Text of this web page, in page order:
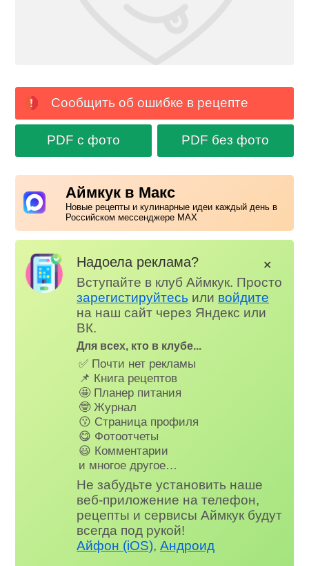
Сообщить об ошибке в рецепте
PDF с фото PDF без фото
Аймкук в Макс
Новые рецепты и кулинарные идеи каждый день в
Российском мессенджере MAX
Надоела реклама?
Вступайте в клуб Аймкук. Просто
зарегистируйтесь или войдите
на наш сайт через Яндекс или
ВК.
Для всех, кто в клубе...
✅ Почти нет рекламы
📌 Книга рецептов
🤩 Планер питания
🤓 Журнал
😗 Страница профиля
😋 Фотоотчеты
😃 Комментарии
и многое другое…
Не забудьте установить наше
веб-приложение на телефон,
рецепты и сервисы Аймкук будут
всегда под рукой!
Айфон (iOS),Андроид
✕